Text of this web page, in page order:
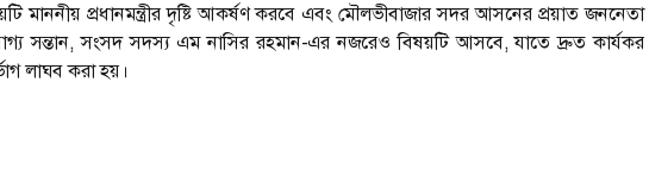
মাননীয় প্রধানমন্ত্রীর দৃষ্টি আকর্ষণ করবে এবং মৌলভীবাজার সদর আসনের প্রয়াত জননেতা
সন্তান, সংসদ সদস্য এম নাসির রহমান-এর নজরেও বিষয়টি আসবে, যাতে দ্রুত কার্যকর
লাঘব করা হয়।